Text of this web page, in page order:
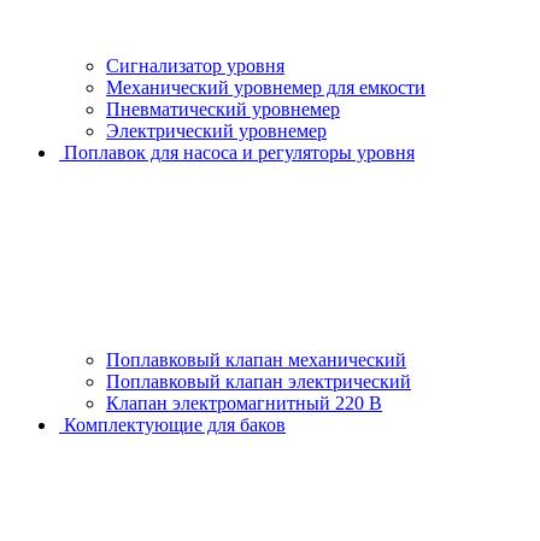
Сигнализатор уровня
Механический уровнемер для емкости
Пневматический уровнемер
Электрический уровнемер
Поплавок для насоса и регуляторы уровня
Поплавковый клапан механический
Поплавковый клапан электрический
Клапан электромагнитный 220 В
Комплектующие для баков